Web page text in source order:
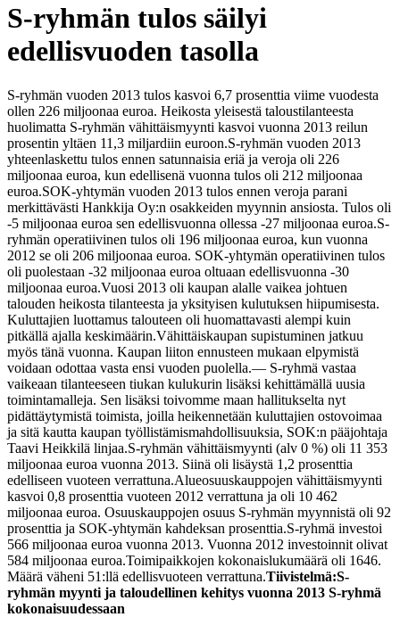
S-ryhmän tulos säilyi
edellisvuoden tasolla
S-ryhmän vuoden 2013 tulos kasvoi 6,7 prosenttia viime vuodesta
ollen 226 miljoonaa euroa. Heikosta yleisestä taloustilanteesta
huolimatta S-ryhmän vähittäismyynti kasvoi vuonna 2013 reilun
prosentin yltäen 11,3 miljardiin euroon.S-ryhmän vuoden 2013
yhteenlaskettu tulos ennen satunnaisia eriä ja veroja oli 226
miljoonaa euroa, kun edellisenä vuonna tulos oli 212 miljoonaa
euroa.SOK-yhtymän vuoden 2013 tulos ennen veroja parani
merkittävästi Hankkija Oy:n osakkeiden myynnin ansiosta. Tulos oli
-5 miljoonaa euroa sen edellisvuonna ollessa -27 miljoonaa euroa.S-
ryhmän operatiivinen tulos oli 196 miljoonaa euroa, kun vuonna
2012 se oli 206 miljoonaa euroa. SOK-yhtymän operatiivinen tulos
oli puolestaan -32 miljoonaa euroa oltuaan edellisvuonna -30
miljoonaa euroa.Vuosi 2013 oli kaupan alalle vaikea johtuen
talouden heikosta tilanteesta ja yksityisen kulutuksen hiipumisesta.
Kuluttajien luottamus talouteen oli huomattavasti alempi kuin
pitkällä ajalla keskimäärin.Vähittäiskaupan supistuminen jatkuu
myös tänä vuonna. Kaupan liiton ennusteen mukaan elpymistä
voidaan odottaa vasta ensi vuoden puolella.— S-ryhmä vastaa
vaikeaan tilanteeseen tiukan kulukurin lisäksi kehittämällä uusia
toimintamalleja. Sen lisäksi toivomme maan hallitukselta nyt
pidättäytymistä toimista, joilla heikennetään kuluttajien ostovoimaa
ja sitä kautta kaupan työllistämismahdollisuuksia, SOK:n pääjohtaja
Taavi Heikkilä linjaa.S-ryhmän vähittäismyynti (alv 0 %) oli 11 353
miljoonaa euroa vuonna 2013. Siinä oli lisäystä 1,2 prosenttia
edelliseen vuoteen verrattuna.Alueosuuskauppojen vähittäismyynti
kasvoi 0,8 prosenttia vuoteen 2012 verrattuna ja oli 10 462
miljoonaa euroa. Osuuskauppojen osuus S-ryhmän myynnistä oli 92
prosenttia ja SOK-yhtymän kahdeksan prosenttia.S-ryhmä investoi
566 miljoonaa euroa vuonna 2013. Vuonna 2012 investoinnit olivat
584 miljoonaa euroa.Toimipaikkojen kokonaislukumäärä oli 1646.
Määrä väheni 51:llä edellisvuoteen verrattuna.Tiivistelmä:S-
ryhmän myynti ja taloudellinen kehitys vuonna 2013 S-ryhmä
kokonaisuudessaan